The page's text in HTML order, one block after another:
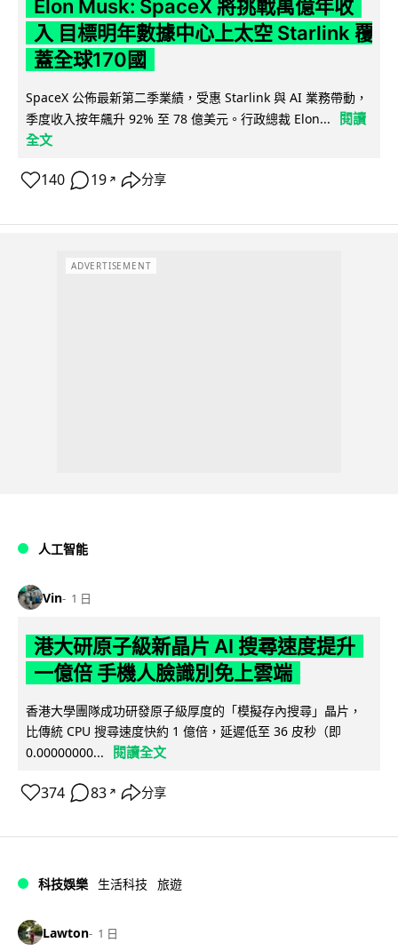
Elon Musk: SpaceX 將挑戰萬億年收
入 目標明年數據中心上太空 Starlink 覆
蓋全球170國
SpaceX 公佈最新第二季業績，受惠 Starlink 與 AI 業務帶動，
季度收入按年飆升 92% 至 78 億美元。行政總裁 Elon...
閱讀
全文
140 19 ↗ 分享
ADVERTISEMENT
人工智能
Vin 1 日
港大研原子級新晶片 AI 搜尋速度提升
一億倍 手機人臉識別免上雲端
香港大學團隊成功研發原子級厚度的「模擬存內搜尋」晶片，
比傳統 CPU 搜尋速度快約 1 億倍，延遲低至 36 皮秒（即
0.00000000...
閱讀全文
374 83 ↗ 分享
科技娛樂 生活科技 旅遊
Lawton 1 日